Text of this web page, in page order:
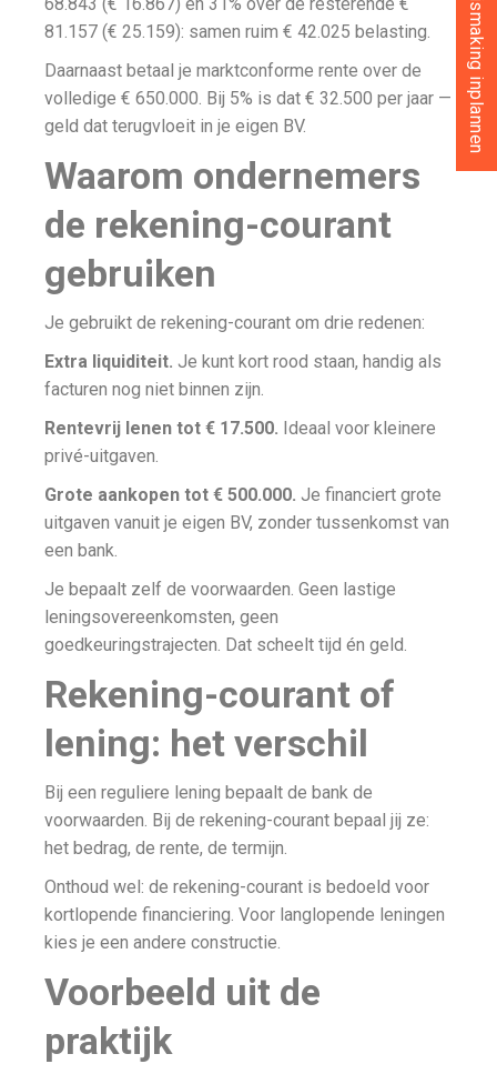
68.843 (€ 16.867) en 31% over de resterende €
81.157 (€ 25.159): samen ruim € 42.025 belasting.
Daarnaast betaal je marktconforme rente over de
volledige € 650.000. Bij 5% is dat € 32.500 per jaar —
geld dat terugvloeit in je eigen BV.
Waarom ondernemers
de rekening-courant
gebruiken
Je gebruikt de rekening-courant om drie redenen:
Extra liquiditeit. Je kunt kort rood staan, handig als
facturen nog niet binnen zijn.
Rentevrij lenen tot € 17.500. Ideaal voor kleinere
privé-uitgaven.
Grote aankopen tot € 500.000. Je financiert grote
uitgaven vanuit je eigen BV, zonder tussenkomst van
een bank.
Je bepaalt zelf de voorwaarden. Geen lastige
leningsovereenkomsten, geen
goedkeuringstrajecten. Dat scheelt tijd én geld.
Rekening-courant of
lening: het verschil
Bij een reguliere lening bepaalt de bank de
voorwaarden. Bij de rekening-courant bepaal jij ze:
het bedrag, de rente, de termijn.
Onthoud wel: de rekening-courant is bedoeld voor
kortlopende financiering. Voor langlopende leningen
kies je een andere constructie.
Voorbeeld uit de
praktijk